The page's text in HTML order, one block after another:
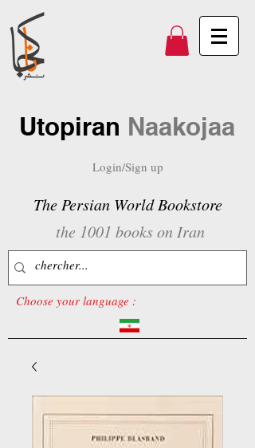
Utopiran Naakojaa
Login/Sign up
The Persian World Bookstore
the 1001 books on Iran
Choose your language :